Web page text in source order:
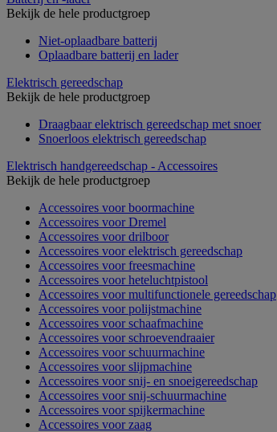
Bekijk de hele productgroep
Niet-oplaadbare batterij
Oplaadbare batterij en lader
Elektrisch gereedschap
Bekijk de hele productgroep
Draagbaar elektrisch gereedschap met snoer
Snoerloos elektrisch gereedschap
Elektrisch handgereedschap - Accessoires
Bekijk de hele productgroep
Accessoires voor boormachine
Accessoires voor Dremel
Accessoires voor drilboor
Accessoires voor elektrisch gereedschap
Accessoires voor freesmachine
Accessoires voor heteluchtpistool
Accessoires voor multifunctionele gereedschap
Accessoires voor polijstmachine
Accessoires voor schaafmachine
Accessoires voor schroevendraaier
Accessoires voor schuurmachine
Accessoires voor slijpmachine
Accessoires voor snij- en snoeigereedschap
Accessoires voor snij-schuurmachine
Accessoires voor spijkermachine
Accessoires voor zaag